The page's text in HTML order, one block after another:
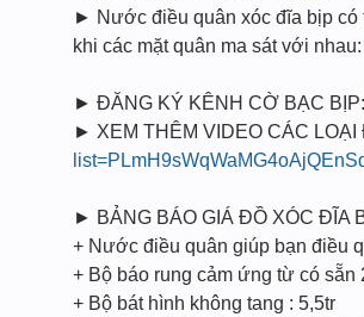
► Nước điều quân xóc đĩa bịp có
khi các mặt quân ma sát với nhau:
► ĐĂNG KÝ KÊNH CỜ BẠC BỊP:
► XEM THÊM VIDEO CÁC
► BẢNG BÁO GIÁ ĐỒ XÓC ĐĨA
+ Nước điều quân giúp bạn điều
+ Bộ báo rung cảm ứng từ có sẵn
+ Bộ bát hình không tang : 5,5tr